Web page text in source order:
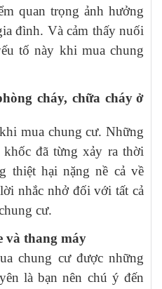
quan trọng ảnh hưởng
đình. Và cảm thấy nuối
tố này khi mua chung
cháy, chữa cháy ở
mua chung cư. Những
đã từng xảy ra thời
thiệt hại nặng nề cả về
nhắc nhở đối với tất cả
cư.
và thang máy
chung cư được những
là bạn nên chú ý đến